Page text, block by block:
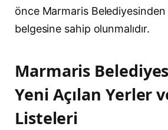
önce Marmaris
belgesine sahip olunmalıdır.
Marmaris
Yeni Açılan Yerler
Listeleri